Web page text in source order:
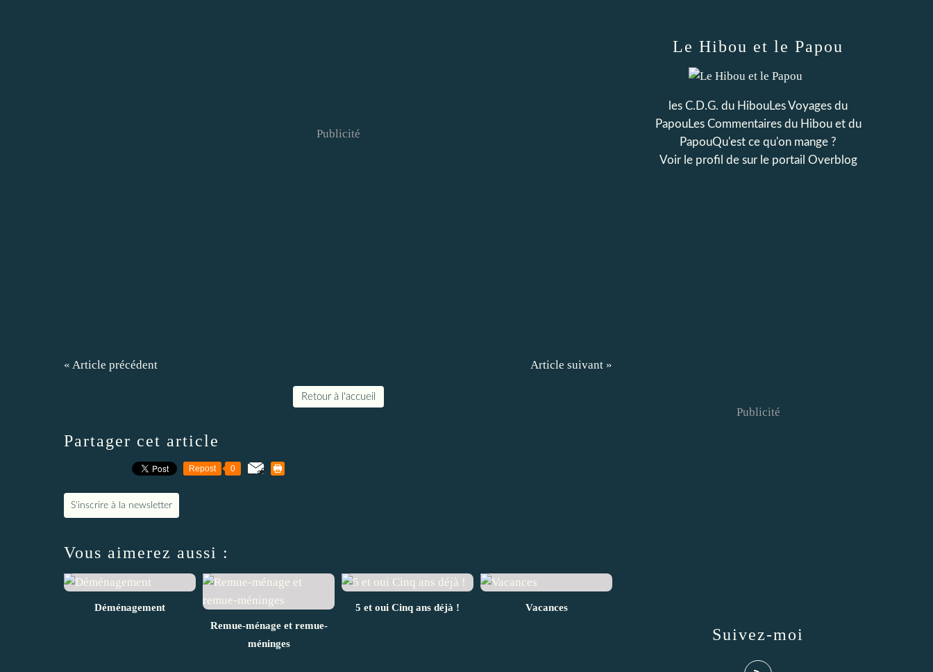
Publicité
« Article précédent Article suivant »
Retour à l'accueil
Partager cet article
Repost 0
S'inscrire à la newsletter
Vous aimerez aussi :
Déménagement
Remue-ménage et remue-
méninges
5 et oui Cinq ans déjà ! Vacances
Le Hibou et le Papou
les C.D.G. du HibouLes Voyages du
PapouLes Commentaires du Hibou et du
PapouQu'est ce qu'on mange ?
Voir le profil de sur le portail Overblog
Suivez-moi
Publicité